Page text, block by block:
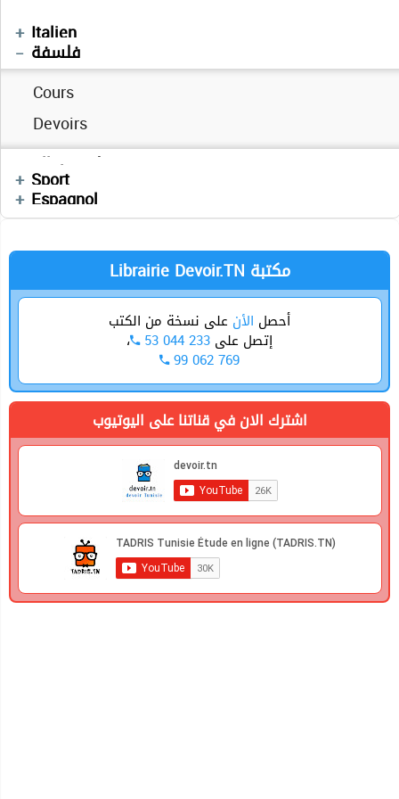
Français
Italien
Devoirs
فلسفة
Cours
Devoirs
Allemand
Devoirs
Manuels Scolaires
Informatique
Résumés de cours
Sujets BAC PRATIQUE
Séries
Mathématiques
Devoirs
Résumés
Séries
Vidéos
Physique
Résumés
Séries
Autres
Anglais
Cours
Devoirs
Sport
Enchainement
العربية
Cours
Devoirs
Vidéos
Sciences SVT
Cours
Devoirs
Exercices
Videos
Espagnol
Cours
Librairie Devoir.TN مكتبة
أحصل الأن على نسخة من الكتب
إتصل على 53 044 233 ،
99 062 769
اشترك الان في قناتنا على اليوتيوب